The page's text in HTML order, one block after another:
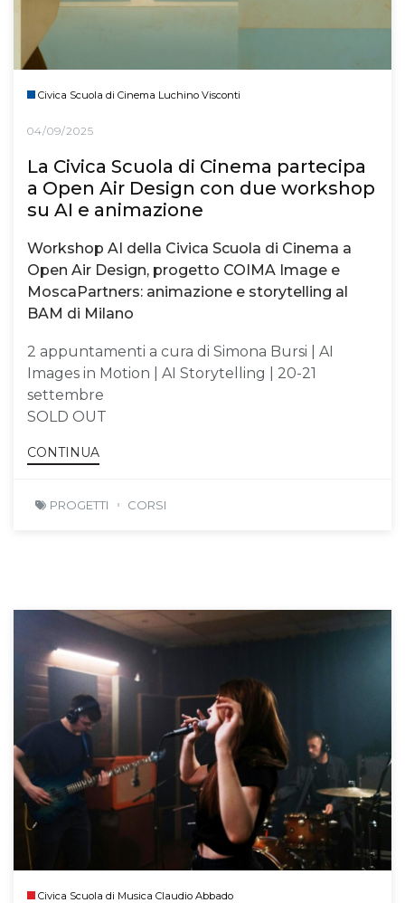
Civica Scuola di Cinema Luchino Visconti
04/09/2025
La Civica Scuola di Cinema partecipa
a Open Air Design con due workshop
su AI e animazione
Workshop AI della Civica Scuola di Cinema a
Open Air Design, progetto COIMA Image e
MoscaPartners: animazione e storytelling al
BAM di Milano
2 appuntamenti a cura di Simona Bursi | AI
Images in Motion | AI Storytelling | 20-21
settembre
SOLD OUT
CONTINUA
PROGETTI CORSI
Civica Scuola di Musica Claudio Abbado